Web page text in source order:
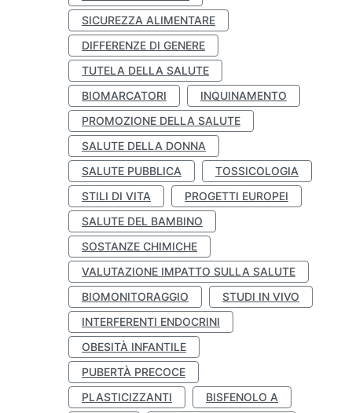
SICUREZZA ALIMENTARE
DIFFERENZE DI GENERE
TUTELA DELLA SALUTE
BIOMARCATORI
INQUINAMENTO
PROMOZIONE DELLA SALUTE
SALUTE DELLA DONNA
SALUTE PUBBLICA
TOSSICOLOGIA
STILI DI VITA
PROGETTI EUROPEI
SALUTE DEL BAMBINO
SOSTANZE CHIMICHE
VALUTAZIONE IMPATTO SULLA SALUTE
BIOMONITORAGGIO
STUDI IN VIVO
INTERFERENTI ENDOCRINI
OBESITÀ INFANTILE
PUBERTÀ PRECOCE
PLASTICIZZANTI
BISFENOLO A